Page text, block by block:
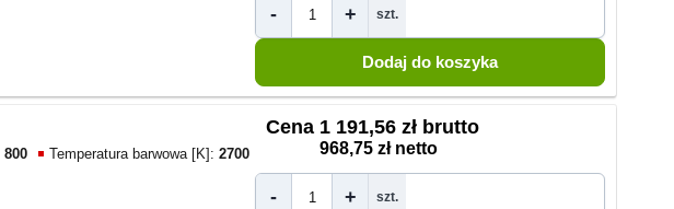
- + szt.
800 Temperatura barwowa [K]: 2700
Cena 1 191,56 zł brutto
968,75 zł netto
- + szt.